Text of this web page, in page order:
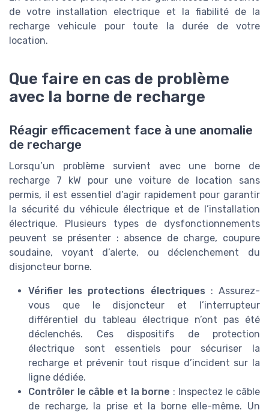
de votre installation electrique et la fiabilité de la
recharge vehicule pour toute la durée de votre
location.
Que faire en cas de problème
avec la borne de recharge
Réagir efficacement face à une anomalie
de recharge
Lorsqu’un problème survient avec une borne de
recharge 7 kW pour une voiture de location sans
permis, il est essentiel d’agir rapidement pour garantir
la sécurité du véhicule électrique et de l’installation
électrique. Plusieurs types de dysfonctionnements
peuvent se présenter : absence de charge, coupure
soudaine, voyant d’alerte, ou déclenchement du
disjoncteur borne.
Vérifier les protections électriques : Assurez-
vous que le disjoncteur et l’interrupteur
différentiel du tableau électrique n’ont pas été
déclenchés. Ces dispositifs de protection
électrique sont essentiels pour sécuriser la
recharge et prévenir tout risque d’incident sur la
ligne dédiée.
Contrôler le câble et la borne : Inspectez le câble
de recharge, la prise et la borne elle-même. Un